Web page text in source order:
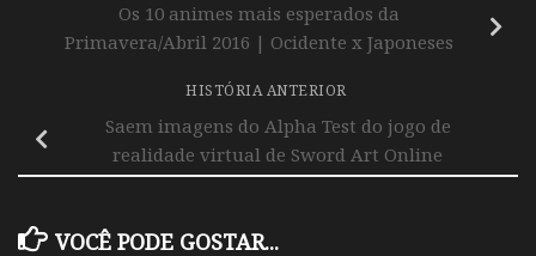
Os 10 animes mais esperados da
Primavera/Abril 2016 | Ocidente x Japoneses
HISTÓRIA ANTERIOR
Saem imagens do Alpha Test do jogo de
realidade virtual de Sword Art Online
VOCÊ PODE GOSTAR...